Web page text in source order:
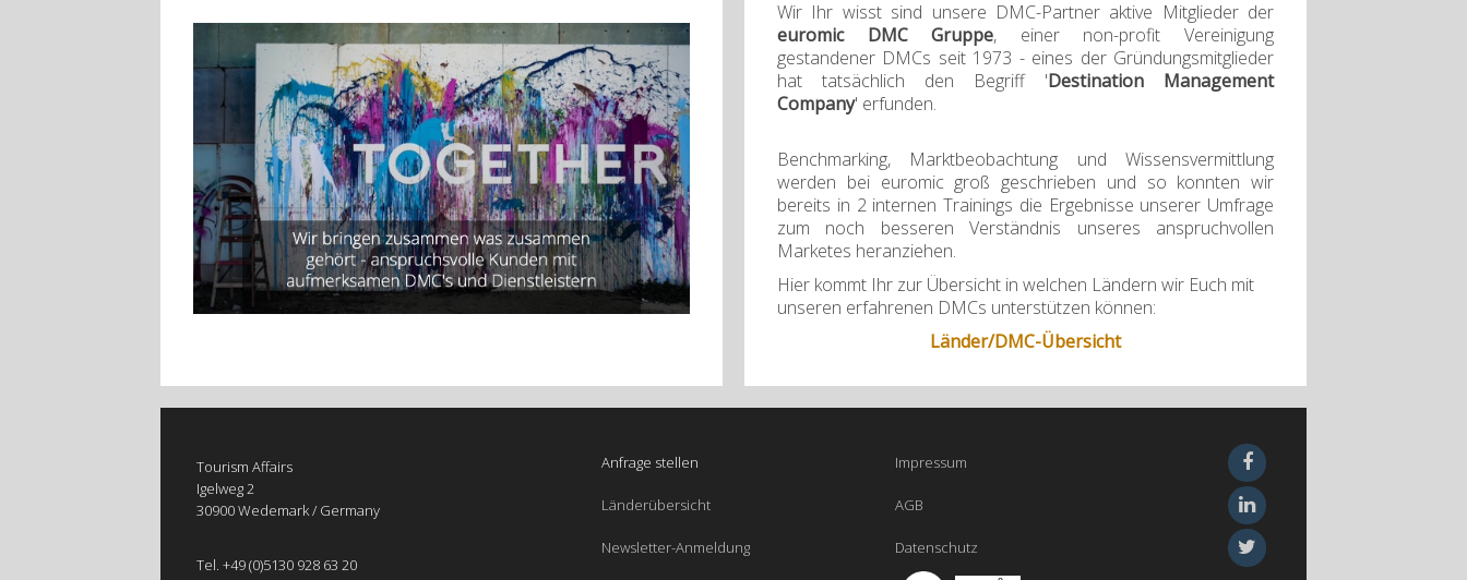
Wir Ihr wisst sind unsere DMC-Partner aktive Mitglieder der
euromic DMC Gruppe, einer non-profit Vereinigung
gestandener DMCs seit 1973 - eines der Gründungsmitglieder
hat tatsächlich den Begriff 'Destination Management
Company' erfunden.
Benchmarking, Marktbeobachtung und Wissensvermittlung
werden bei euromic groß geschrieben und so konnten wir
bereits in 2 internen Trainings die Ergebnisse unserer Umfrage
zum noch besseren Verständnis unseres anspruchvollen
Marketes heranziehen.
Hier kommt Ihr zur Übersicht in welchen Ländern wir Euch mit
unseren erfahrenen DMCs unterstützen können:
Länder/DMC-Übersicht
Tourism Affairs
Igelweg 2
30900 Wedemark / Germany
Tel. +49 (0)5130 928 63 20
Anfrage stellen Impressum
Länderübersicht AGB
Newsletter-Anmeldung Datenschutz